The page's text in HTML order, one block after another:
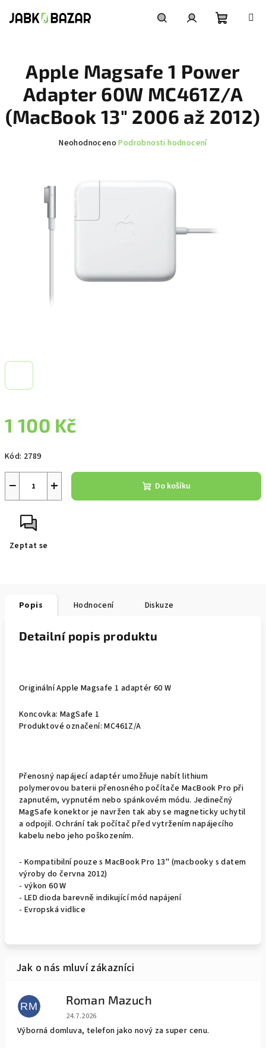
košík
1 100 Kč
cena:
Kód: 2789
+
− Do košíku
Zeptat se
Apple Magsafe 1 Power
Adapter 60W MC461Z/A
(MacBook 13" 2006 až 2012)
Průměrné
Neohodnoceno Podrobnosti hodnocení
Popis Hodnocení Diskuze
Detailní popis produktu
Originální Apple Magsafe 1 adaptér 60 W
Koncovka: MagSafe 1
Produktové označení: MC461Z/A
Přenosný napájecí adaptér umožňuje nabít lithium
polymerovou baterii přenosného počítače MacBook Pro při
zapnutém, vypnutém nebo spánkovém módu. Jedinečný
MagSafe konektor je navržen tak aby se magneticky uchytil
a odpojil. Ochrání tak počítač před vytržením napájecího
kabelu nebo jeho poškozením.
- Kompatibilní pouze s MacBook Pro 13" (macbooky s datem
výroby do června 2012)
- výkon 60 W
- LED dioda barevně indikující mód napájení
- Evropská vidlice
RM Roman Mazuch
Hodnocení obchodu je 5 z 5 hvězdiček.
24.7.2026
Výborná domluva, telefon jako nový za super cenu.